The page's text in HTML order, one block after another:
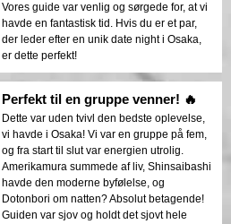
Vores guide var venlig og sørgede for, at vi
havde en fantastisk tid. Hvis du er et par,
der leder efter en unik date night i Osaka,
er dette perfekt!
Perfekt til en gruppe venner! 🔥
Dette var uden tvivl den bedste oplevelse,
vi havde i Osaka! Vi var en gruppe på fem,
og fra start til slut var energien utrolig.
Amerikamura summede af liv, Shinsaibashi
havde den moderne byfølelse, og
Dotonbori om natten? Absolut betagende!
Guiden var sjov og holdt det sjovt hele